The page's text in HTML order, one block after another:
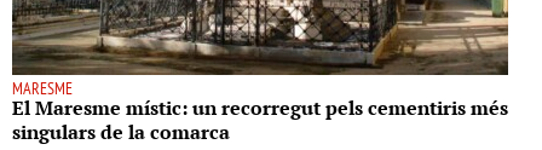
MARESME
El Maresme místic: un recorregut pels cementiris més
singulars de la comarca